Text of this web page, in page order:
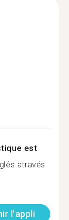
est
através
l'appli